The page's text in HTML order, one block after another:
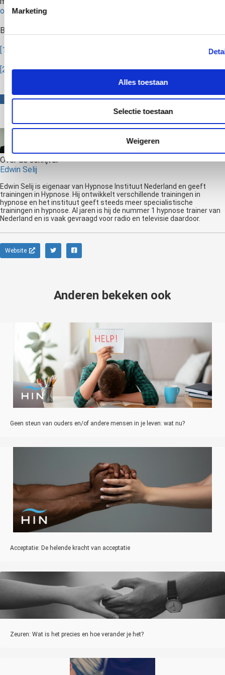
Marketing
Alles toestaan
Selectie toestaan
Weigeren
opleidingen.
Bronnen:
[1] https://www.ceeol.com/search/article-detail?id=714014
[2] https://www.sciencedirect.com/science/article/abs/pii/
Over de schrijver
Edwin Selij
Edwin Selij is eigenaar van Hypnose Instituut Nederland en geeft
trainingen in Hypnose. Hij ontwikkelt verschillende trainingen in
hypnose en het instituut geeft steeds meer specialistische
trainingen in hypnose. Al jaren is hij de nummer 1 hypnose trainer van
Nederland en is vaak gevraagd voor radio en televisie daardoor.
Website
Anderen bekeken ook
Geen steun van ouders en/of andere mensen in je leven: wat nu?
Acceptatie: De helende kracht van acceptatie
Zeuren: Wat is het precies en hoe verander je het?